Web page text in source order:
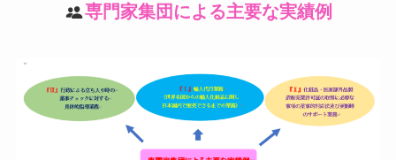
専門家集団による主要な実績例